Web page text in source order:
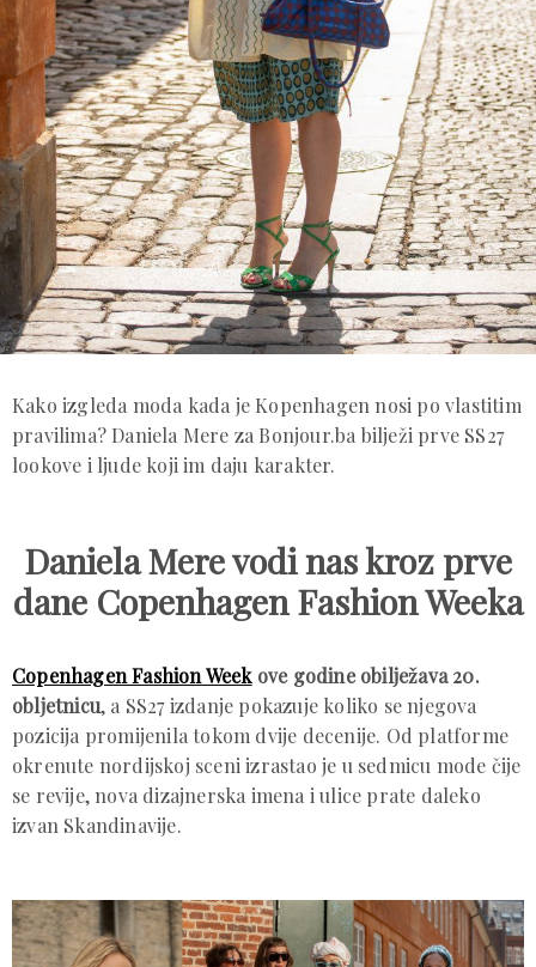
Kako izgleda moda kada je Kopenhagen nosi po vlastitim
pravilima? Daniela Mere za Bonjour.ba bilježi prve SS27
lookove i ljude koji im daju karakter.
Daniela Mere vodi nas kroz prve
dane Copenhagen Fashion Weeka
Copenhagen Fashion Weekove godine obilježava 20.
obljetnicu, a SS27 izdanje pokazuje koliko se njegova
pozicija promijenila tokom dvije decenije. Od platforme
okrenute nordijskoj sceni izrastao je u sedmicu mode čije
se revije, nova dizajnerska imena i ulice prate daleko
izvan Skandinavije.